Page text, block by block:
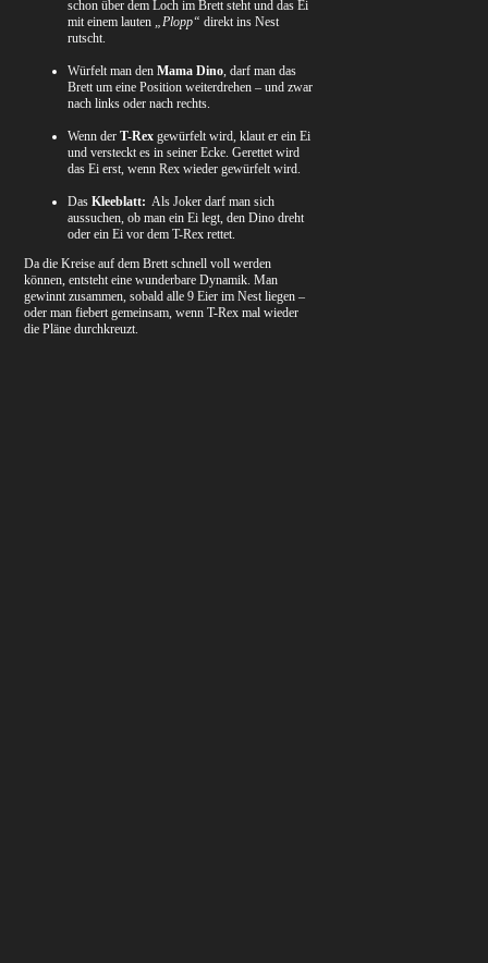
schon über dem Loch im Brett steht und das Ei
mit einem lauten „Plopp“ direkt ins Nest
rutscht.
Würfelt man denMama Dino, darf man das
Brett um eine Position weiterdrehen – und zwar
nach links oder nach rechts.
Wenn derT-Rex gewürfelt wird, klaut er ein Ei
und versteckt es in seiner Ecke. Gerettet wird
das Ei erst, wenn Rex wieder gewürfelt wird.
Das Kleeblatt: Als Joker darf man sich
aussuchen, ob man ein Ei legt, den Dino dreht
oder ein Ei vor dem T-Rex rettet.
Da die Kreise auf dem Brett schnell voll werden
können, entsteht eine wunderbare Dynamik. Man
gewinnt zusammen, sobald alle 9 Eier im Nest liegen –
oder man fiebert gemeinsam, wenn T-Rex mal wieder
die Pläne durchkreuzt.